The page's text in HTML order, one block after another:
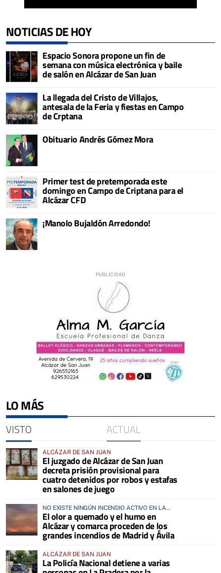
NOTICIAS DE HOY
Espacio Sonora propone un fin de
semana con música electrónica y baile
de salón en Alcázar de San Juan
La llegada del Cristo de Villajos,
antesala de la Feria y fiestas en Campo
de Crptana
Obituario Andrés Gómez Mora
Primer test de pretemporada este
domingo en Campo de Criptana para el
Alcázar CFD
¡Manolo Bujaldón Arredondo!
LO MÁS
VISTO ACTUAL
ALCÁZAR DE SAN JUAN
El juzgado de Alcázar de San Juan
decreta prisión provisional para
cuatro detenidos por robos y estafas
en salones de juego
NO EXISTE NINGÚN INCENDIO ACTIVO EN LA
COMARCA
El olor a quemado y el humo en
Alcázar y comarca proceden de los
grandes incendios de Madrid y Ávila
ALCÁZAR DE SAN JUAN
La Policía Nacional detiene a varias